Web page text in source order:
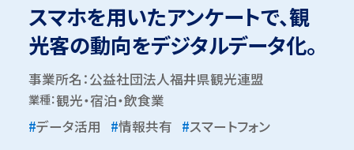
スマホを用いたアンケートで、観
光客の動向をデジタルデータ化。
事業所名：公益社団法人福井県観光連盟
業種：観光・宿泊・飲食業
#データ活用 #情報共有 #スマートフォン